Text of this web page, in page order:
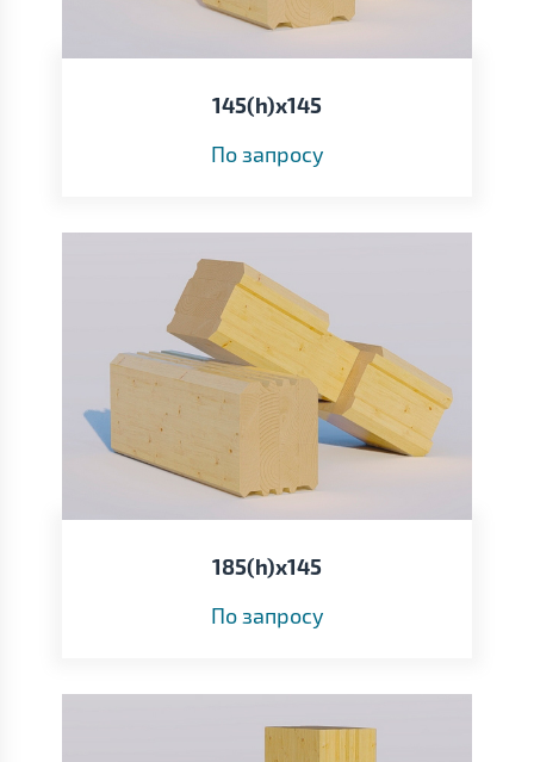
145(h)х145
По запросу
185(h)х145
По запросу